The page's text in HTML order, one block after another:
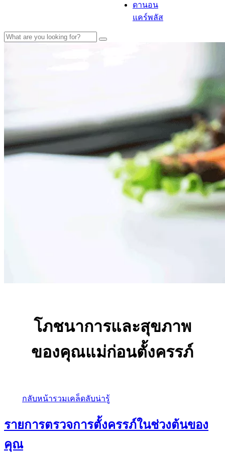
ดานอน
แคร์พลัส
โภชนาการและสุขภาพ
ของคุณแม่ก่อนตั้งครรภ์
กลับหน้ารวมเคล็ดลับน่ารู้
รายการตรวจการตั้งครรภ์ในช่วงต้นของ
คุณ